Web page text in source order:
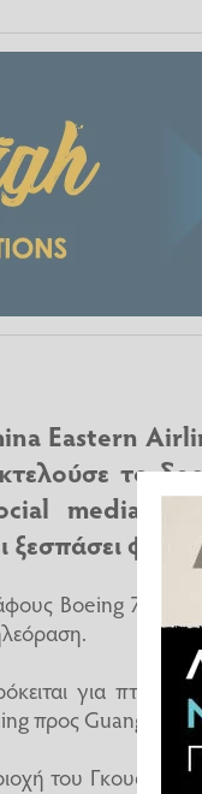
Eastern
το
media
ξεσπάσει
Boeing 737 με
για πτήση
προς Guangzhou.
του